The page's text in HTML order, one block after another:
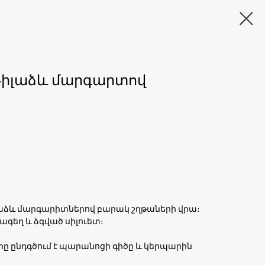
մարգարտով
մարգարիտներով բարակ շղթաների վրա։
և ձգված սիլուետ։
ընդգծում է պարանոցի գիծը և կերպարին